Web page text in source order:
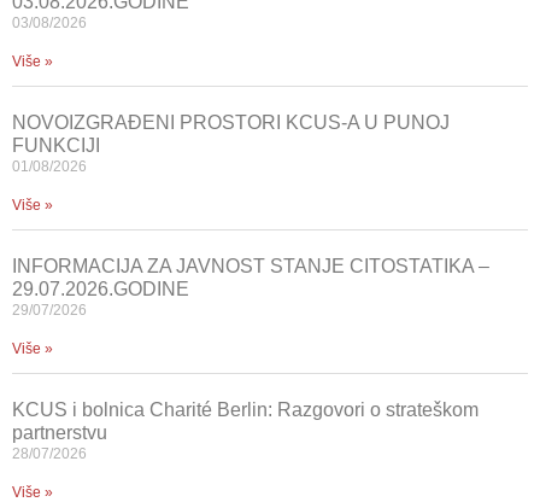
03/08/2026
Više »
NOVOIZGRAĐENI PROSTORI KCUS-A U PUNOJ
FUNKCIJI
01/08/2026
Više »
INFORMACIJA ZA JAVNOST STANJE CITOSTATIKA –
29.07.2026.GODINE
29/07/2026
Više »
KCUS i bolnica Charité Berlin: Razgovori o strateškom
partnerstvu
28/07/2026
Više »